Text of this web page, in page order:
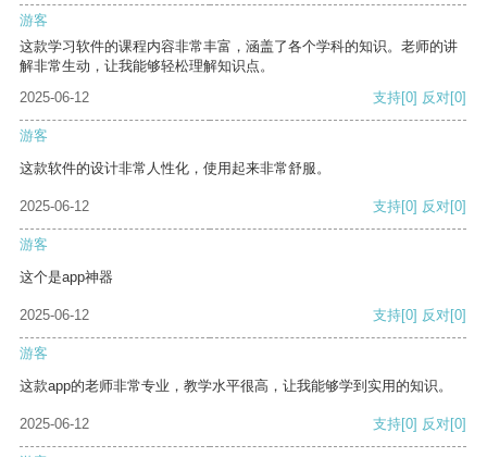
游客
这款学习软件的课程内容非常丰富，涵盖了各个学科的知识。老师的讲
解非常生动，让我能够轻松理解知识点。
2025-06-12
支持[0] 反对[0]
游客
这款软件的设计非常人性化，使用起来非常舒服。
2025-06-12 支持[0] 反对[0]
游客
这个是app神器
2025-06-12 支持[0] 反对[0]
游客
这款app的老师非常专业，教学水平很高，让我能够学到实用的知识。
2025-06-12 支持[0] 反对[0]